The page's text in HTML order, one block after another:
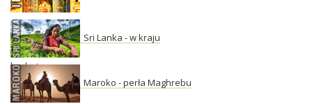
Sri Lanka - w kraju
herbaty
Maroko - perła Maghrebu